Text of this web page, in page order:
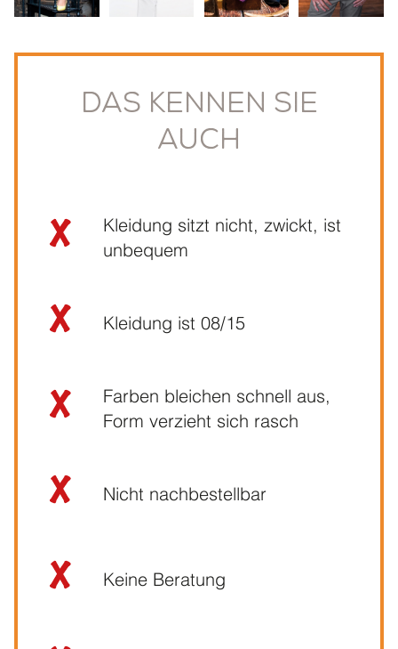
Das kennen Sie
auch
Kleidung sitzt nicht, zwickt, ist
unbequem
Kleidung ist 08/15
Farben bleichen schnell aus,
Form verzieht sich rasch
Nicht nachbestellbar
Keine Beratung